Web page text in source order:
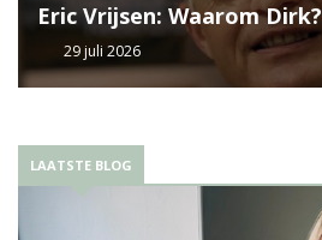
Eric Vrijsen: Waarom Dirk?
29 juli 2026
LAATSTE BLOG